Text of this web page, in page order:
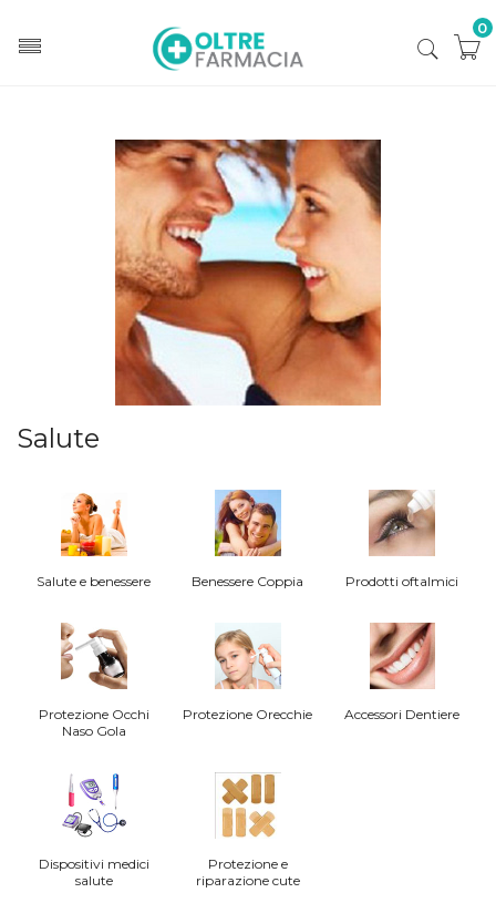
0
Salute
Salute e benessere Benessere Coppia Prodotti oftalmici
Protezione Occhi
Naso Gola
Protezione Orecchie Accessori Dentiere
Dispositivi medici
salute
Protezione e
riparazione cute